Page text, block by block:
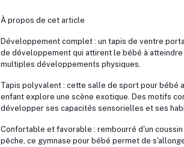
À propos de cet article
Développement complet : un tapis de ventre
de développement qui attirent le bébé à
multiples développements physiques.
Tapis polyvalent : cette salle de sport pour bébé
enfant explore une scène exotique. Des motifs
développer ses capacités sensorielles et ses
Confortable et favorable : rembourré d'un
pêche, ce gymnase pour bébé permet de